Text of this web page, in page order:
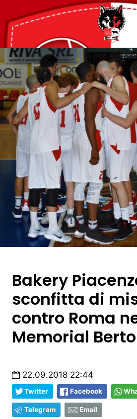
Bakery
sconfitta di
contro Roma
Memorial
22.09.2018 22:44
Twitter Facebook
Telegram Email